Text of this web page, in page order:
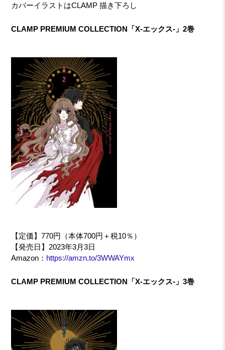
カバーイラストはCLAMP 描き下ろし
CLAMP PREMIUM COLLECTION「X-エックス-」2巻
【定価】770円（本体700円＋税10％）
【発売日】2023年3月3日
Amazon： https://amzn.to/3WWAYmx
CLAMP PREMIUM COLLECTION「X-エックス-」3巻